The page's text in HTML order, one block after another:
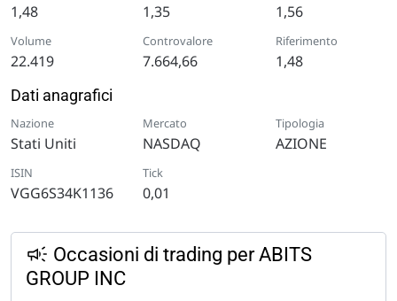
1,48 1,35 1,56
Volume
22.419
Controvalore
7.664,66
Riferimento
1,48
Dati anagrafici
Nazione
Stati Uniti
Mercato
NASDAQ
Tipologia
AZIONE
ISIN
VGG6S34K1136
Tick
0,01
Occasioni di trading per ABITS
GROUP INC